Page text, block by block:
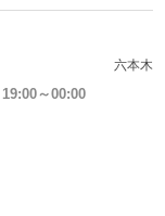
六本木
19:00～00:00